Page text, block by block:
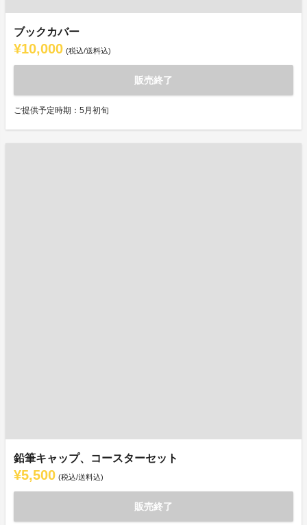
ブックカバー
¥10,000 (税込/送料込)
販売終了
ご提供予定時期：5月初旬
鉛筆キャップ、コースターセット
¥5,500 (税込/送料込)
販売終了